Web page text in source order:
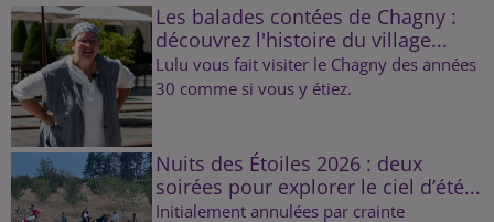
Les balades contées de Chagny :
découvrez l'histoire du village...
Lulu vous fait visiter le Chagny des années
30 comme si vous y étiez.
Nuits des Étoiles 2026 : deux
soirées pour explorer le ciel d’été...
Initialement annulées par crainte